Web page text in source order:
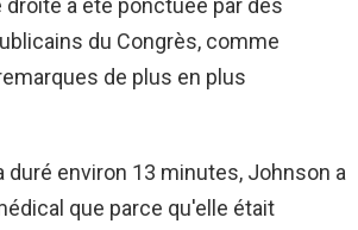
a été ponctuée par des
du Congrès, comme
de plus en plus
environ 13 minutes, Johnson a
que parce qu'elle était